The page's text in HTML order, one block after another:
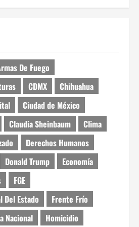
De Fuego
CDMX
Chihuahua
Ciudad de México
Claudia Sheinbaum
Clima
Derechos Humanos
Donald Trump
Economía
FGE
Del Estado
Frente Frío
Nacional
Homicidio